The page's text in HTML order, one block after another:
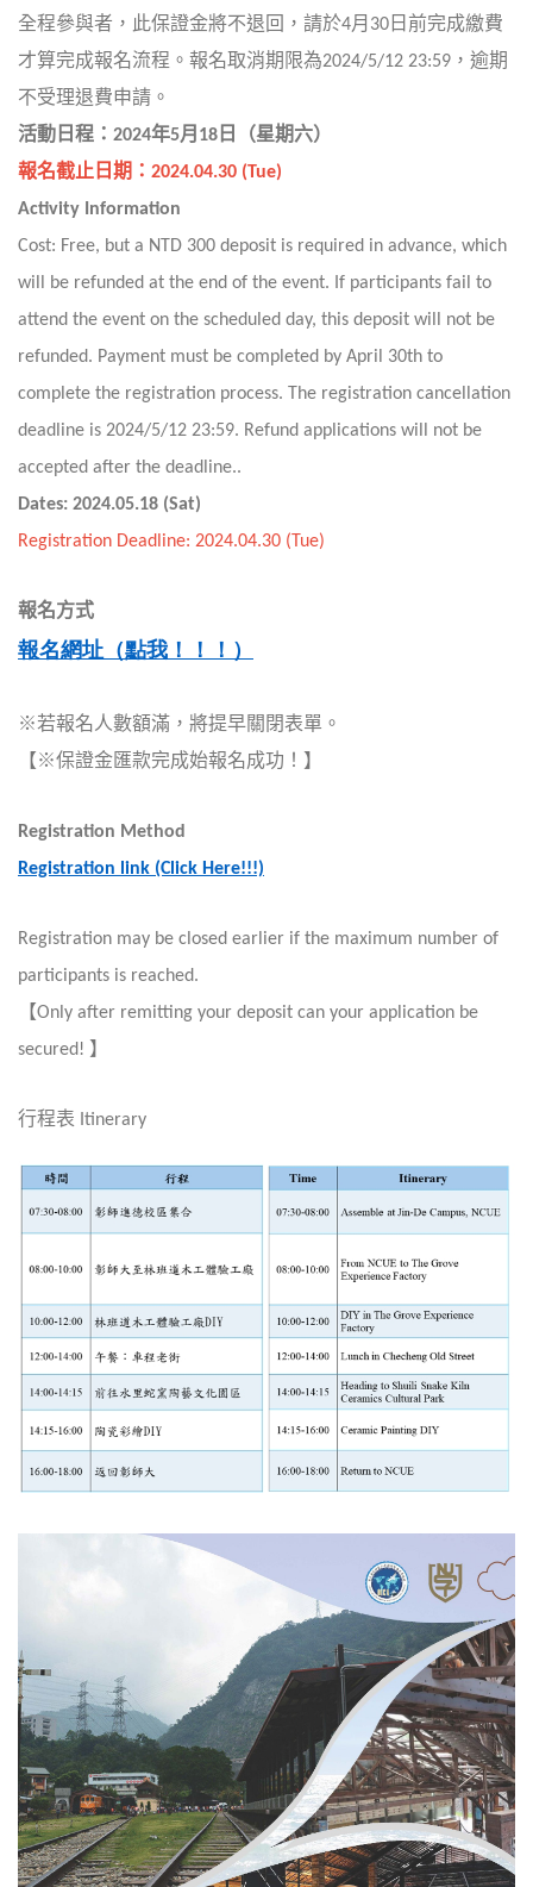
全程參與者，此保證金將不退回，請於4月 30 日前完成繳費
才算完成報名流程。報名取消期限為2024/5/12 23:59 ，逾期
不受理退費申請。
活動日程： 2024年5月 18 日
（星期六）
報名截止日期： 2024.04.30 (Tue)
Activity Information
Cost: Free, but a NTD 300 deposit is required in advance, which
will be refunded at the end of the event. If participants fail to
attend the event on the scheduled day, this deposit will not be
refunded. Payment must be completed by April 30th to
complete the registration process. The registration cancellation
deadline is 2024/5/12 23:59. Refund applications will not be
accepted after the deadline..
Dates: 2024.05.18 (Sat)
Registration Deadline: 2024.04.30 (Tue)
報名方式
報名網址（點我！！！ ）
※若報名人數額滿，將提早關閉表單。
【※保證金匯款完成始報名成功！】
Registration Method
Registration link (Click Here!!!)
Registration may be closed earlier if the maximum number of
participants is reached.
【Only after remitting your deposit can your application be
secured! 】
行程表 Itinerary